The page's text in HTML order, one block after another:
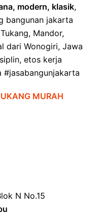
modern, klasik,
bangunan jakarta
Mandor,
dari Wonogiri, Jawa
etos kerja
#jasabangunjakarta
MURAH
N No.15